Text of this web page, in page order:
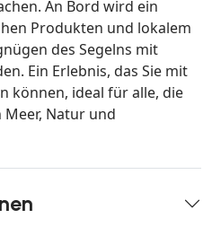
An Bord wird ein
Produkten und lokalem
des Segelns mit
Ein Erlebnis, das Sie mit
können, ideal für alle, die
Natur und